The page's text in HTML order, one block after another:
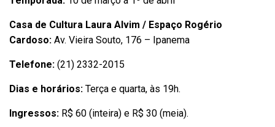
Casa de Cultura Laura Alvim / Espaço Rogério
Cardoso: Av. Vieira Souto, 176 – Ipanema
Telefone: (21) 2332-2015
Dias e horários: Terça e quarta, às 19h.
Ingressos: R$ 60 (inteira) e R$ 30 (meia).